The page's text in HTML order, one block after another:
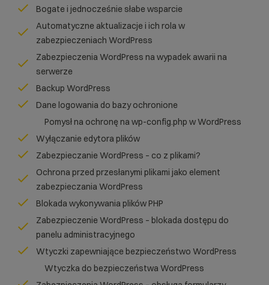
Bogate i jednocześnie słabe wsparcie
Automatyczne aktualizacje i ich rola w
zabezpieczeniach WordPress
Zabezpieczenia WordPress na wypadek awarii na
serwerze
Backup WordPress
Dane logowania do bazy ochronione
Pomysł na ochronę na wp-config.php w WordPress
Wyłączanie edytora plików
Zabezpieczanie WordPress – co z plikami?
Ochrona przed przesłanymi plikami jako element
zabezpieczania WordPress
Blokada wykonywania plików PHP
Zabezpieczenie WordPress – blokada dostępu do
panelu administracyjnego
Wtyczki zapewniające bezpieczeństwo WordPress
Wtyczka do bezpieczeństwa WordPress